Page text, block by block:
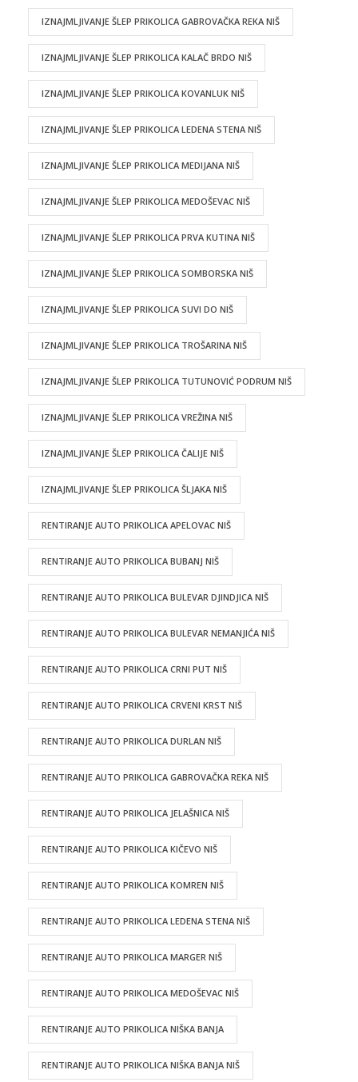
IZNAJMLJIVANJE ŠLEP PRIKOLICA GABROVAČKA REKA NIŠ
IZNAJMLJIVANJE ŠLEP PRIKOLICA KALAČ BRDO NIŠ
IZNAJMLJIVANJE ŠLEP PRIKOLICA KOVANLUK NIŠ
IZNAJMLJIVANJE ŠLEP PRIKOLICA LEDENA STENA NIŠ
IZNAJMLJIVANJE ŠLEP PRIKOLICA MEDIJANA NIŠ
IZNAJMLJIVANJE ŠLEP PRIKOLICA MEDOŠEVAC NIŠ
IZNAJMLJIVANJE ŠLEP PRIKOLICA PRVA KUTINA NIŠ
IZNAJMLJIVANJE ŠLEP PRIKOLICA SOMBORSKA NIŠ
IZNAJMLJIVANJE ŠLEP PRIKOLICA SUVI DO NIŠ
IZNAJMLJIVANJE ŠLEP PRIKOLICA TROŠARINA NIŠ
IZNAJMLJIVANJE ŠLEP PRIKOLICA TUTUNOVIĆ PODRUM NIŠ
IZNAJMLJIVANJE ŠLEP PRIKOLICA VREŽINA NIŠ
IZNAJMLJIVANJE ŠLEP PRIKOLICA ČALIJE NIŠ
IZNAJMLJIVANJE ŠLEP PRIKOLICA ŠLJAKA NIŠ
RENTIRANJE AUTO PRIKOLICA APELOVAC NIŠ
RENTIRANJE AUTO PRIKOLICA BUBANJ NIŠ
RENTIRANJE AUTO PRIKOLICA BULEVAR DJINDJICA NIŠ
RENTIRANJE AUTO PRIKOLICA BULEVAR NEMANJIĆA NIŠ
RENTIRANJE AUTO PRIKOLICA CRNI PUT NIŠ
RENTIRANJE AUTO PRIKOLICA CRVENI KRST NIŠ
RENTIRANJE AUTO PRIKOLICA DURLAN NIŠ
RENTIRANJE AUTO PRIKOLICA GABROVAČKA REKA NIŠ
RENTIRANJE AUTO PRIKOLICA JELAŠNICA NIŠ
RENTIRANJE AUTO PRIKOLICA KIČEVO NIŠ
RENTIRANJE AUTO PRIKOLICA KOMREN NIŠ
RENTIRANJE AUTO PRIKOLICA LEDENA STENA NIŠ
RENTIRANJE AUTO PRIKOLICA MARGER NIŠ
RENTIRANJE AUTO PRIKOLICA MEDOŠEVAC NIŠ
RENTIRANJE AUTO PRIKOLICA NIŠKA BANJA
RENTIRANJE AUTO PRIKOLICA NIŠKA BANJA NIŠ